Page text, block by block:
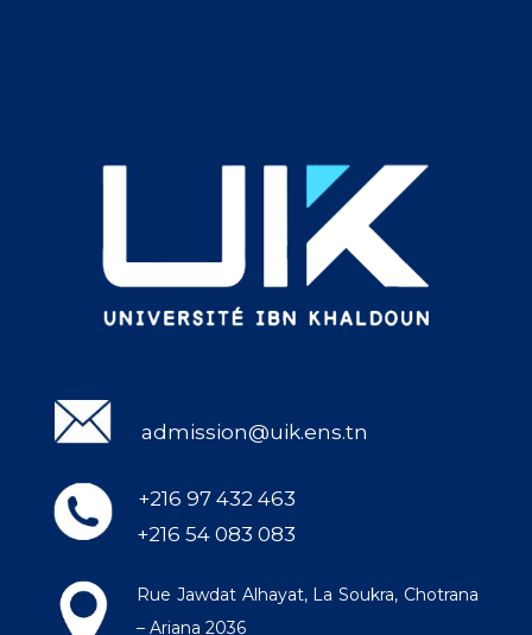
admission@uik.ens.tn
+216 97 432 463
+216 54 083 083
Rue Jawdat Alhayat, La Soukra, Chotrana
– Ariana 2036